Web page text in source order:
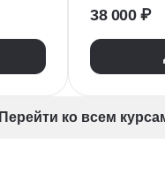
38 000 ₽
Перейти ко всем